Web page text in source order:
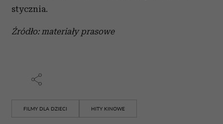
stycznia.
Źródło: materiały prasowe
FILMY DLA DZIECI HITY KINOWE